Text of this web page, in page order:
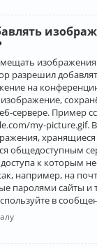
разрешил
на
изображение,
сервере. Пример
my-picture.gif.
общедоступным
к которым
например, на
паролями сайты и
в